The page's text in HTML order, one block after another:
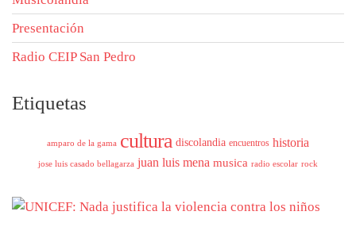
Presentación
Radio CEIP San Pedro
Etiquetas
amparo de la gama cultura discolandia encuentros historia
jose luis casado bellagarza juan luis mena musica radio escolar rock